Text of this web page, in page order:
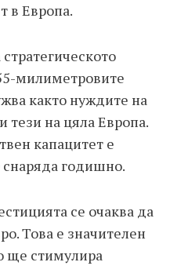
в Европа.
милиметровите
както нуждите на
тези на цяла Европа.
капацитет е
годишно.
се очаква да
Това е значителен
ще стимулира